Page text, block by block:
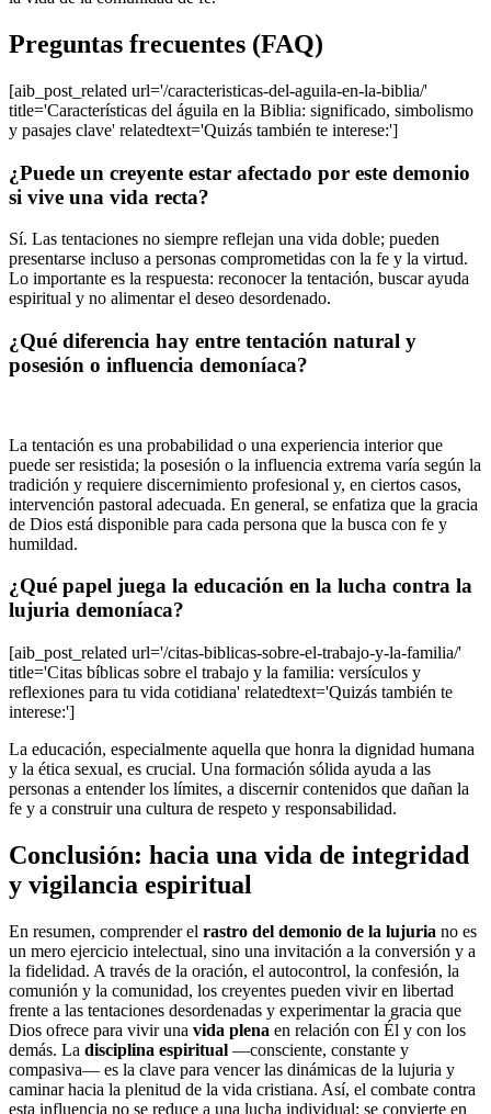
Preguntas frecuentes (FAQ)
[aib_post_related url='/caracteristicas-del-aguila-en-la-biblia/'
title='Características del águila en la Biblia: significado, simbolismo
y pasajes clave' relatedtext='Quizás también te interese:']
¿Puede un creyente estar afectado por este demonio
si vive una vida recta?
Sí. Las tentaciones no siempre reflejan una vida doble; pueden
presentarse incluso a personas comprometidas con la fe y la virtud.
Lo importante es la respuesta: reconocer la tentación, buscar ayuda
espiritual y no alimentar el deseo desordenado.
¿Qué diferencia hay entre tentación natural y
posesión o influencia demoníaca?
La tentación es una probabilidad o una experiencia interior que
puede ser resistida; la posesión o la influencia extrema varía según la
tradición y requiere discernimiento profesional y, en ciertos casos,
intervención pastoral adecuada. En general, se enfatiza que la gracia
de Dios está disponible para cada persona que la busca con fe y
humildad.
¿Qué papel juega la educación en la lucha contra la
lujuria demoníaca?
[aib_post_related url='/citas-biblicas-sobre-el-trabajo-y-la-familia/'
title='Citas bíblicas sobre el trabajo y la familia: versículos y
reflexiones para tu vida cotidiana' relatedtext='Quizás también te
interese:']
La educación, especialmente aquella que honra la dignidad humana
y la ética sexual, es crucial. Una formación sólida ayuda a las
personas a entender los límites, a discernir contenidos que dañan la
fe y a construir una cultura de respeto y responsabilidad.
Conclusión: hacia una vida de integridad
y vigilancia espiritual
En resumen, comprender el rastro del demonio de la lujuria no es
un mero ejercicio intelectual, sino una invitación a la conversión y a
la fidelidad. A través de la oración, el autocontrol, la confesión, la
comunión y la comunidad, los creyentes pueden vivir en libertad
frente a las tentaciones desordenadas y experimentar la gracia que
Dios ofrece para vivir una vida plena en relación con Él y con los
demás. La disciplina espiritual —consciente, constante y
compasiva— es la clave para vencer las dinámicas de la lujuria y
caminar hacia la plenitud de la vida cristiana. Así, el combate contra
esta influencia no se reduce a una lucha individual; se convierte en